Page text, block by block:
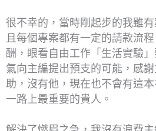
很不幸的，當時剛起步的我雖
且每個專案都有一定的請款流
酬，眼看自由工作「生活實驗
氣向主編提出預支的可能，感
助，沒有他，現在也不會有這
一路上最重要的貴人。